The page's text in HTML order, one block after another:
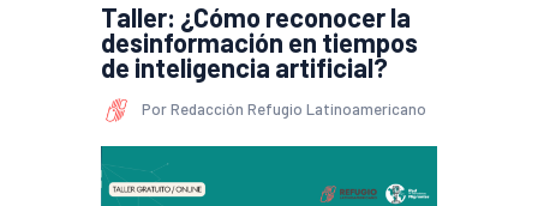
Taller: ¿Cómo reconocer la
desinformación en tiempos
de inteligencia artificial?
Por Redacción Refugio Latinoamericano